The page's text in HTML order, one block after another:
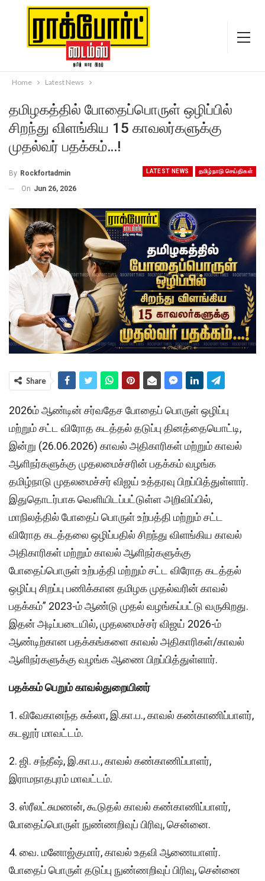
Home Latest News
தமிழகத்தில் போதைப்பொருள் ஒழிப்பில்
சிறந்து விளங்கிய 15 காவலர்களுக்கு
முதல்வர் பதக்கம்…!
LATEST NEWS தமிழ்நாடு செய்திகள்
By Rockfortadmin
On Jun 26, 2026
Share
2026ம் ஆண்டின் சர்வதேச போதைப் பொருள் ஒழிப்பு
மற்றும் சட்ட விரோத கடத்தல் தடுப்பு தினத்தையொட்டி,
இன்று (26.06.2026) காவல் அதிகாரிகள் மற்றும் காவல்
ஆளிநர்களுக்கு முதலமைச்சரின் பதக்கம் வழங்க
தமிழ்நாடு முதலமைச்சர் விஜய் உத்தரவு பிறப்பித்துள்ளார்.
இதுதொடர்பாக வெளியிடப்பட்டுள்ள அறிவிப்பில்,
மாநிலத்தில் போதைப் பொருள் உற்பத்தி மற்றும் சட்ட
விரோத கடத்தலை ஒழிப்பதில் சிறந்து விளங்கிய காவல்
அதிகாரிகள் மற்றும் காவல் ஆளிநர்களுக்கு
போதைப்பொருள் உற்பத்தி மற்றும் சட்ட விரோத கடத்தல்
ஒழிப்பு சிறப்பு பணிக்கான தமிழக முதல்வரின் காவல்
பதக்கம்” 2023-ம் ஆண்டு முதல் வழங்கப்பட்டு வருகிறது.
இதன் அடிப்படையில், முதலமைச்சர் விஜய் 2026-ம்
ஆண்டிற்கான பதக்கங்களை காவல் அதிகாரிகள்/காவல்
ஆளிநர்களுக்கு வழங்க ஆணை பிறப்பித்துள்ளார்.
பதக்கம் பெறும் காவல்துறையினர்
1. விவேகானந்த சுக்லா, இ.கா.ப., காவல் கண்காணிப்பாளர்,
கடலூர் மாவட்டம்.
2. ஜி. சந்தீஷ், இ.கா.ப., காவல் கண்காணிப்பாளர்,
இராமநாதபுரம் மாவட்டம்.
3. ஸ்ரீலட்சுமணன், கூடுதல் காவல் கண்காணிப்பாளர்,
போதைப்பொருள் நுண்ணறிவுப் பிரிவு, சென்னை.
4. வை. மனோஜ்குமார், காவல் உதவி ஆணையாளர்.
போதைப் பொருள் தடுப்பு நுண்ணறிவுப் பிரிவு, சென்னை